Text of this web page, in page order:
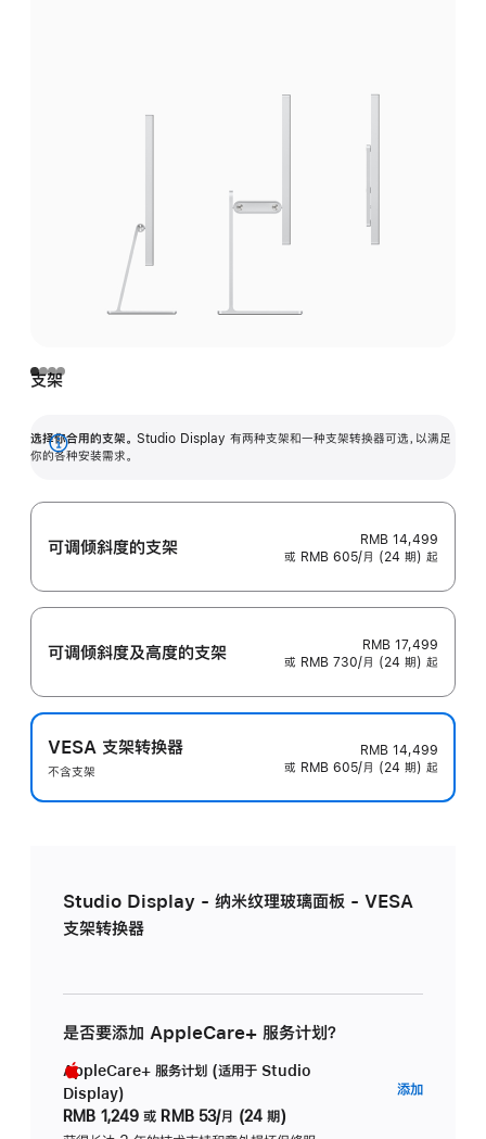
支架
选择你合用的支架。 Studio Display 有两种支架和一种支架转换器可选，以满足
你的各种安装需求。
展
可调倾斜度的支架
RMB 14,499
或 RMB 605/月 (24 期) 起
可调倾斜度及高‍度的支‍架
RMB 17,499
或 RMB 730/月 (24 期) 起
VESA 支架转换器
不含支架
RMB 14,499
或 RMB 605/月 (24 期) 起
Studio Display - 纳米纹理玻璃面板 - VESA
支架转换器
是否要添加 AppleCare+ 服务计划？
AppleCare+ 服务计划 (适用于 Studio
Display)
RMB 1,249 或 RMB 53/月 (24 期)
添加